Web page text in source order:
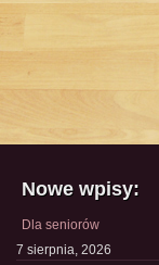
Nowe wpisy:
Dla seniorów
7 sierpnia, 2026